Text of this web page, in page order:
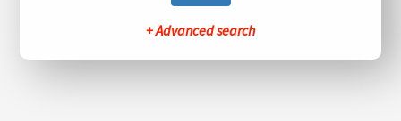
+ Advanced search